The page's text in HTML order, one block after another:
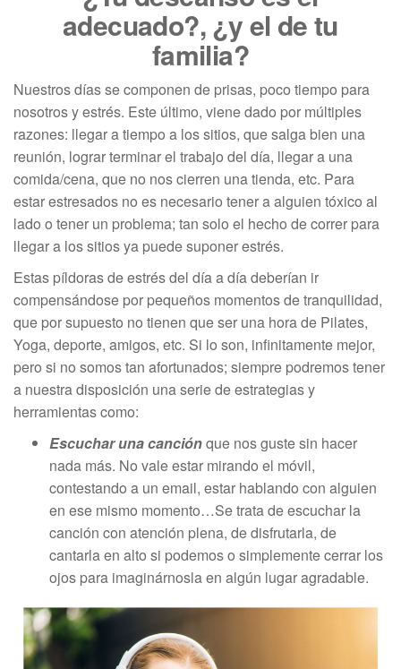
adecuado?, ¿y el de tu
familia?
Nuestros días se componen de prisas, poco tiempo para
nosotros y estrés. Este último, viene dado por múltiples
razones: llegar a tiempo a los sitios, que salga bien una
reunión, lograr terminar el trabajo del día, llegar a una
comida/cena, que no nos cierren una tienda, etc. Para
estar estresados no es necesario tener a alguien tóxico al
lado o tener un problema; tan solo el hecho de correr para
llegar a los sitios ya puede suponer estrés.
Estas píldoras de estrés del día a día deberían ir
compensándose por pequeños momentos de tranquilidad,
que por supuesto no tienen que ser una hora de Pilates,
Yoga, deporte, amigos, etc. Si lo son, infinitamente mejor,
pero si no somos tan afortunados; siempre podremos tener
a nuestra disposición una serie de estrategias y
herramientas como:
Escuchar una canciónque nos guste sin hacer
nada más. No vale estar mirando el móvil,
contestando a un email, estar hablando con alguien
en ese mismo momento…Se trata de escuchar la
canción con atención plena, de disfrutarla, de
cantarla en alto si podemos o simplemente cerrar los
ojos para imaginárnosla en algún lugar agradable.